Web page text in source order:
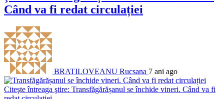
Când va fi redat circulației
BRATILOVEANU Rucsana 7 ani ago